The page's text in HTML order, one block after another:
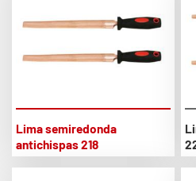
Lima semiredonda
antichispas 218